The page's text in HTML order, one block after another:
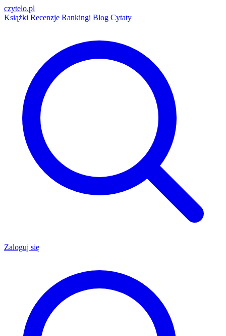
czytelo.pl
Książki Recenzje Rankingi Blog Cytaty
Zaloguj się